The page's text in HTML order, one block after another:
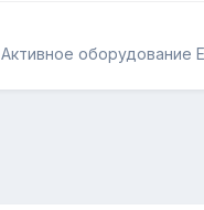
Активное оборудование